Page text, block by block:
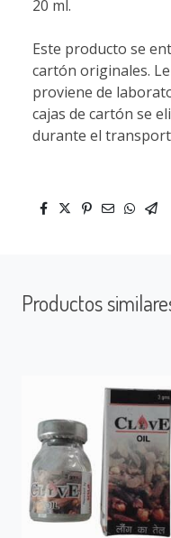
20 ml.
Este producto se
cartón originales.
proviene de
cajas de cartón se
durante el
Productos